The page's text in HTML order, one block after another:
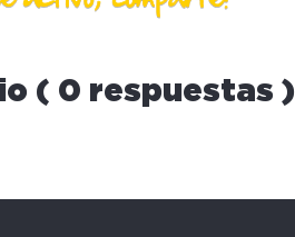
( 0 respuestas )